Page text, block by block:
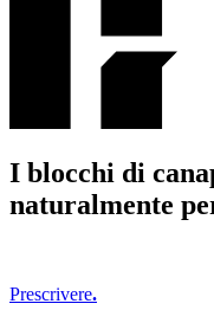
I blocchi di
naturalmente
Prescrivere.